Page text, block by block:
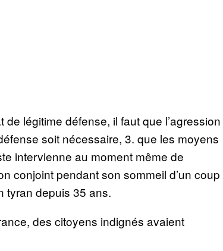
légitime défense, il faut que l’agression
soit nécessaire, 3. que les moyens
intervienne au moment même de
conjoint pendant son sommeil d’un coup
tyran depuis 35 ans.
des citoyens indignés avaient